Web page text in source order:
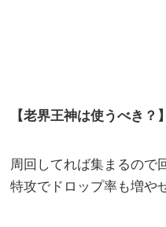
【老界王神は使うべき？】
周回してれば集まるので
特攻でドロップ率も増や